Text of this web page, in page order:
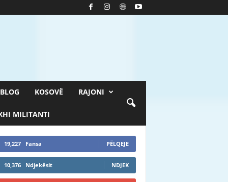
BLOG KOSOVË RAJONI
MILITANTI
19,227 Fansa PËLQEJE
10,376 Ndjekësit NDJEK